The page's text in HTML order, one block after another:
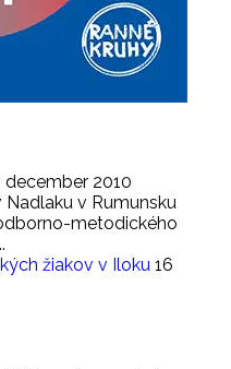
december 2010
Nadlaku v Rumunsku
metodického
žiakov v Iloku 16